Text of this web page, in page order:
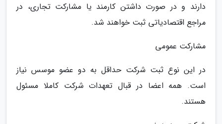
دارند و در صورت داشتن کارمند یا مشارکت تجاری، در
مراجع اقتصادیاتی ثبت خواهند شد.
مشارکت عمومی
در این نوع ثبت شرکت حداقل به دو عضو موسس نیاز
است. همه اعضا در قبال تعهدات شرکت کاملا مسئول
هستند.